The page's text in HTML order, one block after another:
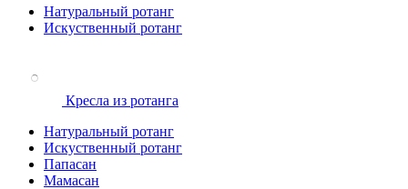
Натуральный ротанг
Искуственный ротанг
Кресла из ротанга
Натуральный ротанг
Искуственный ротанг
Папасан
Мамасан